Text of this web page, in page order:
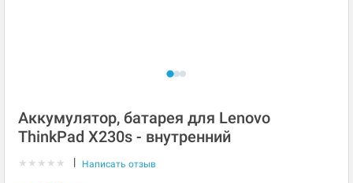
Аккумулятор, батарея для Lenovo
ThinkPad X230s - внутренний
★ ★ ★ ★ ★ | Написать отзыв